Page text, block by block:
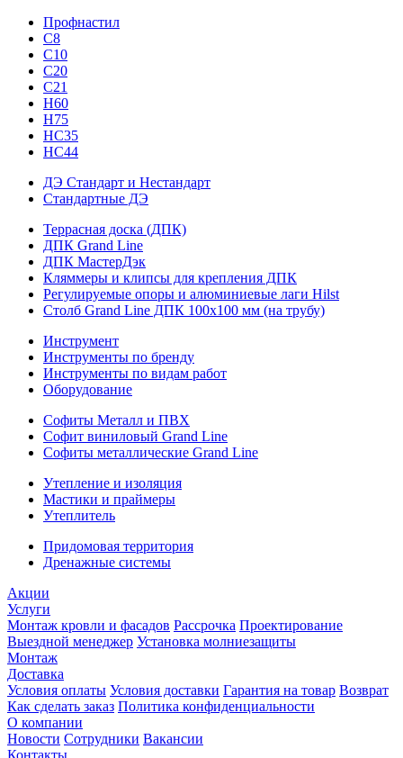
Профнастил
С8
С10
С20
С21
H60
H75
HС35
НС44
ДЭ Стандарт и Нестандарт
Стандартные ДЭ
Террасная доска (ДПК)
ДПК Grand Line
ДПК МастерДэк
Кляммеры и клипсы для крепления ДПК
Регулируемые опоры и алюминиевые лаги Hilst
Столб Grand Line ДПК 100х100 мм (на трубу)
Инструмент
Инструменты по бренду
Инструменты по видам работ
Оборудование
Софиты Металл и ПВХ
Софит виниловый Grand Line
Софиты металлические Grand Line
Утепление и изоляция
Мастики и праймеры
Утеплитель
Придомовая территория
Дренажные системы
Акции
Услуги
Монтаж кровли и фасадов Рассрочка Проектирование
Выездной менеджер Установка молниезащиты
Монтаж
Доставка
Условия оплаты Условия доставки Гарантия на товар Возврат
Как сделать заказ Политика конфиденциальности
О компании
Новости Сотрудники Вакансии
Контакты